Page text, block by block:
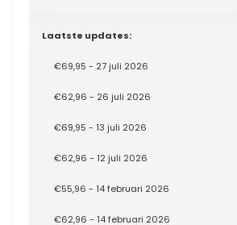
Laatste updates:
€69,95 - 27 juli 2026
€62,96 - 26 juli 2026
€69,95 - 13 juli 2026
€62,96 - 12 juli 2026
€55,96 - 14 februari 2026
€62,96 - 14 februari 2026